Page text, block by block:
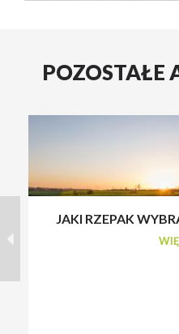
POZOSTAŁE
JAKI RZEPAK